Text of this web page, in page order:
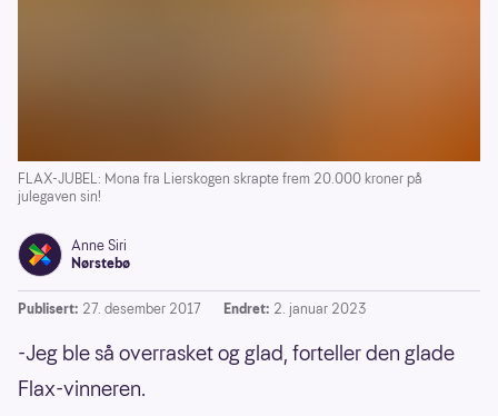
FLAX-JUBEL: Mona fra Lierskogen skrapte frem 20.000 kroner på
julegaven sin!
Anne Siri
Nørstebø
Publisert: 27. desember 2017 Endret: 2. januar 2023
-Jeg ble så overrasket og glad, forteller den glade
Flax-vinneren.